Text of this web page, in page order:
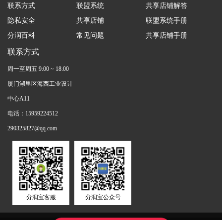
联系方式
隐私安全
分润百科
联盟系统
共享店铺
常见问题
共享店铺解答
联盟系统手册
共享店铺手册
联系方式
周一至周五 9:00 ~ 18:00
厦门湖里区海西工业设计
中心A11
电话：15959224512
290325827@qq.com
分润宝客服 分润宝公众号